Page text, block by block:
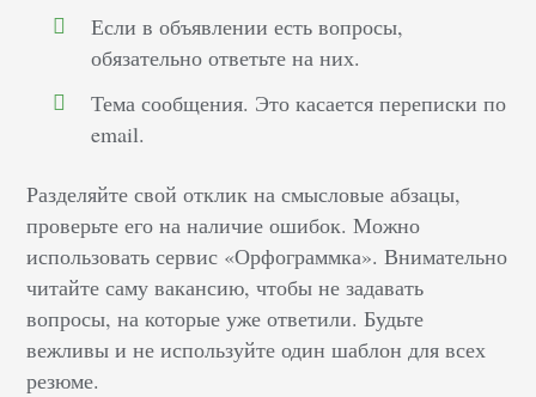
Если в объявлении есть вопросы,
обязательно ответьте на них.
Тема сообщения. Это касается переписки по
email.
Разделяйте свой отклик на смысловые абзацы,
проверьте его на наличие ошибок. Можно
использовать сервис «Орфограммка». Внимательно
читайте саму вакансию, чтобы не задавать
вопросы, на которые уже ответили. Будьте
вежливы и не используйте один шаблон для всех
резюме.